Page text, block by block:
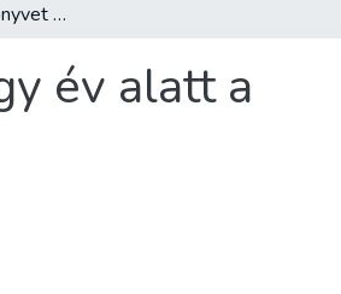
Egymilliónál több könyvet kölcsönöztek egy év alatt a Fővárosi Könyvtártól
év alatt a